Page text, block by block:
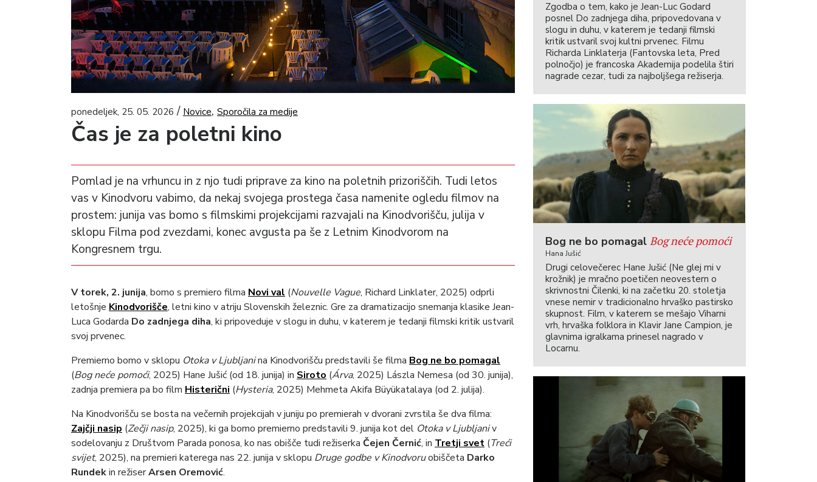
ponedeljek, 25. 05. 2026 / Novice, Sporočila za medije
Čas je za poletni kino
Pomlad je na vrhuncu in z njo tudi priprave za kino na poletnih prizoriščih. Tudi letos
vas v Kinodvoru vabimo, da nekaj svojega prostega časa namenite ogledu filmov na
prostem: junija vas bomo s filmskimi projekcijami razvajali na Kinodvorišču, julija v
sklopu Filma pod zvezdami, konec avgusta pa še z Letnim Kinodvorom na
Kongresnem trgu.
V torek, 2. junija, bomo s premiero filma Novi val (Nouvelle Vague, Richard Linklater, 2025) odprli
letošnje Kinodvorišče, letni kino v atriju Slovenskih železnic. Gre za dramatizacijo snemanja klasike Jean-
Luca Godarda Do zadnjega diha, ki pripoveduje v slogu in duhu, v katerem je tedanji filmski kritik ustvaril
svoj prvenec.
Premierno bomo v sklopu Otoka v Ljubljanina Kinodvorišču predstavili še filma Bog ne bo pomagal
(Bog neće pomoći, 2025) Hane Jušić (od 18. junija) in Siroto (Árva, 2025) Lászla Nemesa (od 30. junija),
zadnja premiera pa bo film Histerični (Hysteria, 2025) Mehmeta Akifa Büyükatalaya (od 2. julija).
Na Kinodvorišču se bosta na večernih projekcijah v juniju po premierah v dvorani zvrstila še dva filma:
Zajčji nasip (Zečji nasip, 2025), ki ga bomo premierno predstavili 9. junija kot del Otoka v Ljubljaniv
sodelovanju z Društvom Parada ponosa, ko nas obišče tudi režiserka Čejen Černić, in Tretji svet (Treći
svijet, 2025), na premieri katerega nas 22. junija v sklopu Druge godbe v Kinodvoruobiščeta Darko
Rundekin režiserArsen Oremović.
Zgodba o tem, kako je Jean-Luc Godard
posnel Do zadnjega diha, pripovedovana v
slogu in duhu, v katerem je tedanji filmski
kritik ustvaril svoj kultni prvenec. Filmu
Richarda Linklaterja (Fantovska leta, Pred
polnočjo) je francoska Akademija podelila štiri
nagrade cezar, tudi za najboljšega režiserja.
Bog ne bo pomagal Bog neće pomoći
Hana Jušić
Drugi celovečerec Hane Jušić (Ne glej mi v
krožnik) je mračno poetičen neovestern o
skrivnostni Čilenki, ki na začetku 20. stoletja
vnese nemir v tradicionalno hrvaško pastirsko
skupnost. Film, v katerem se mešajo Viharni
vrh, hrvaška folklora in Klavir Jane Campion, je
glavnima igralkama prinesel nagrado v
Locarnu.